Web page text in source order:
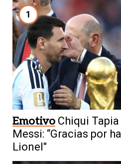
1
Emotivo Chiqui
Messi: “Gracias por
Lionel"